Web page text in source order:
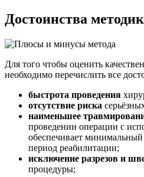
Достоинства
Для того чтобы оценить
необходимо перечислить все
быстрота проведения
отсутствие риска
наименьшее
проведении операции с
обеспечивает
период реабилитации;
исключение разрезов и
процедуры;